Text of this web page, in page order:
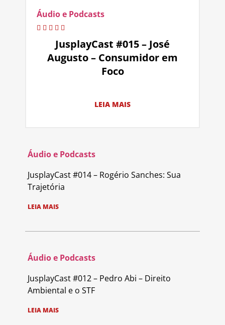
Áudio e Podcasts
JusplayCast #015 – José
Augusto – Consumidor em
Foco
LEIA MAIS
Áudio e Podcasts
JusplayCast #014 – Rogério Sanches: Sua
Trajetória
LEIA MAIS
Áudio e Podcasts
JusplayCast #012 – Pedro Abi – Direito
Ambiental e o STF
LEIA MAIS